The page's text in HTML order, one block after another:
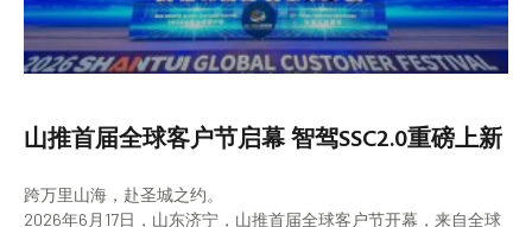
山推首届全球客户节启幕 智驾SSC2.0重磅上新
跨万里山海，赴圣城之约。
2026年6月17日，山东济宁，山推首届全球客户节开幕，来自全球